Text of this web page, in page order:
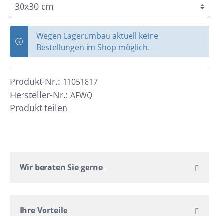
Wegen Lagerumbau aktuell keine
Bestellungen im Shop möglich.
Hersteller-Nr.: AFWQ
Produkt-Nr.: 11051817
Produkt teilen
Wir beraten Sie gerne
Ihre Vorteile